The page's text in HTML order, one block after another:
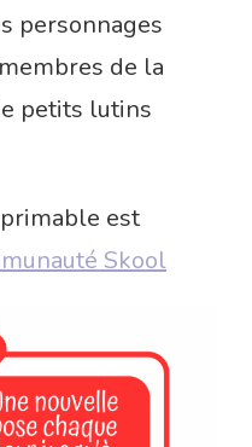
personnages
de la
petits lutins
est
Skool